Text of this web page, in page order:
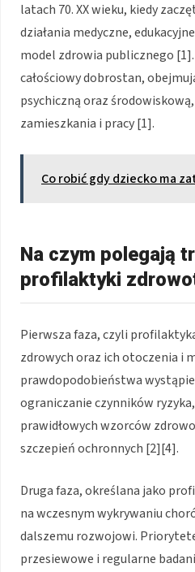
latach 70. XX wieku, kiedy
działania medyczne,
model zdrowia publicznego
całościowy dobrostan,
psychiczną oraz
zamieszkania i pracy [1].
Co robić gdy dziecko ma
Na czym polegają
profilaktyki
Pierwsza faza, czyli
zdrowych oraz ich otoczenia i
prawdopodobieństwa
ograniczanie czynników
prawidłowych wzorców
szczepień ochronnych [2][4].
Druga faza, określana jako
na wczesnym wykrywaniu
dalszemu rozwojowi.
przesiewowe i regularne